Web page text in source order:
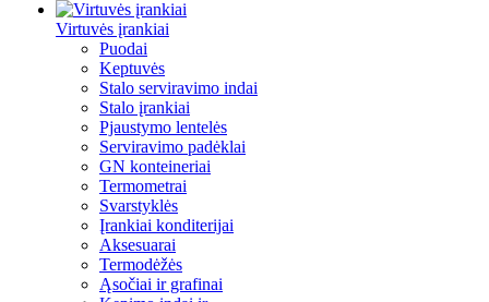
Virtuvės įrankiai
Puodai
Keptuvės
Stalo serviravimo indai
Stalo įrankiai
Pjaustymo lentelės
Serviravimo padėklai
GN konteineriai
Termometrai
Svarstyklės
Įrankiai konditerijai
Aksesuarai
Termodėžės
Ąsočiai ir grafinai